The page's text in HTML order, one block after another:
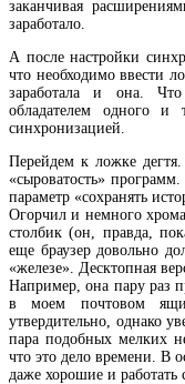
заканчивая
заработало.
А после настройки
что необходимо ввести
заработала и она. Что
обладателем одного и
синхронизацией.
Перейдем к ложке
«сыроватость»
параметр «сохранять
Огорчил и немного
столбик (он, правда,
еще браузер довольно
«железе». Десктопная
Например, она пару раз
в моем почтовом
утвердительно, однако
пара подобных мелких
что это дело времени. В
даже хорошие и работать